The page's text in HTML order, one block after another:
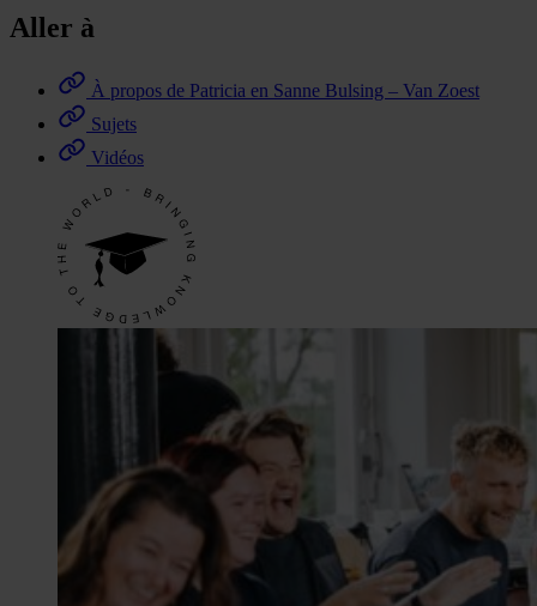
Aller à
À propos de Patricia en Sanne Bulsing – Van Zoest
Sujets
Vidéos